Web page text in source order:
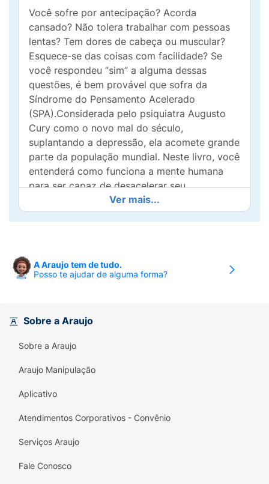
Você sofre por antecipação? Acorda
cansado? Não tolera trabalhar com pessoas
lentas? Tem dores de cabeça ou muscular?
Esquece-se das coisas com facilidade? Se
você respondeu “sim” a alguma dessas
questões, é bem provável que sofra da
Síndrome do Pensamento Acelerado
(SPA).Considerada pelo psiquiatra Augusto
Cury como o novo mal do século,
suplantando a depressão, ela acomete grande
parte da população mundial. Neste livro, você
entenderá como funciona a mente humana
para ser capaz de desacelerar seu
pensamento, gerir sua emoção de maneira
eficaz e resgatar sua qualidade de vida.
Ver mais...
A Araujo tem de tudo.
Posso te ajudar de alguma forma?
Sobre a Araujo
Sobre a Araujo
Araujo Manipulação
Aplicativo
Atendimentos Corporativos - Convênio
Serviços Araujo
Fale Conosco